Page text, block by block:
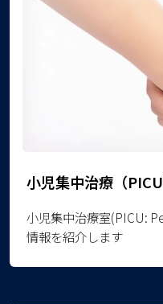
小児集中治療（PICU
小児集中治療室(PICU:
情報を紹介します